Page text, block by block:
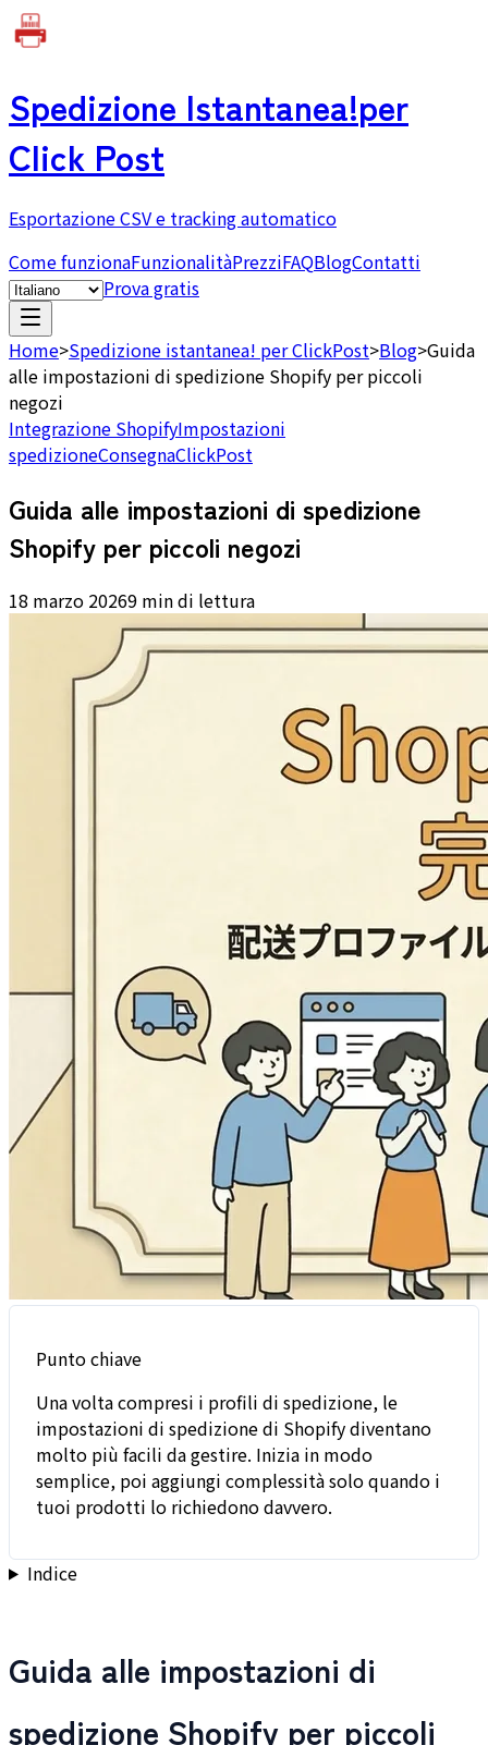
Spedizione Istantanea!per
Click Post
Esportazione CSV e tracking automatico
Come funzionaFunzionalitàPrezziFAQBlogContatti
Prova gratis
Home>Spedizione istantanea! per ClickPost>Blog>Guida
alle impostazioni di spedizione Shopify per piccoli
negozi
Integrazione ShopifyImpostazioni
spedizioneConsegnaClickPost
Guida alle impostazioni di spedizione
Shopify per piccoli negozi
18 marzo 20269 min di lettura
Punto chiave
Una volta compresi i profili di spedizione, le
impostazioni di spedizione di Shopify diventano
molto più facili da gestire. Inizia in modo
semplice, poi aggiungi complessità solo quando i
tuoi prodotti lo richiedono davvero.
Indice
Guida alle impostazioni di
spedizione Shopify per piccoli